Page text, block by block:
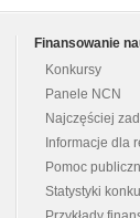
Finansowanie
Konkursy
Panele NCN
Najczęściej
Informacje dla
Pomoc
Statystyki